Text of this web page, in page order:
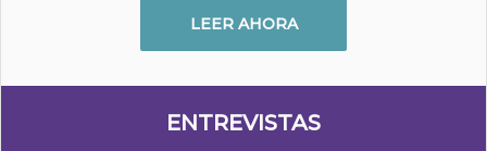
LEER AHORA
ENTREVISTAS